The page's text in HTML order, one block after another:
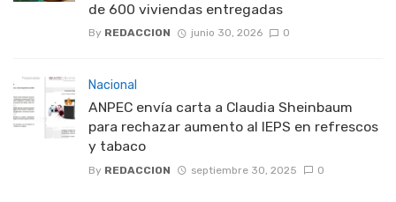
de 600 viviendas entregadas
By REDACCION junio 30, 2026 0
Nacional
ANPEC envía carta a Claudia Sheinbaum
para rechazar aumento al IEPS en refrescos
y tabaco
By REDACCION septiembre 30, 2025 0